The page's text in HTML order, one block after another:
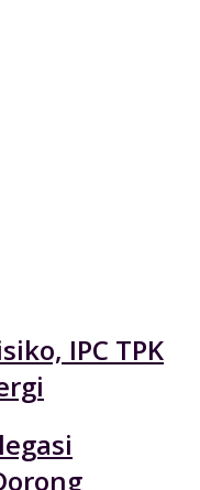
IPC TPK